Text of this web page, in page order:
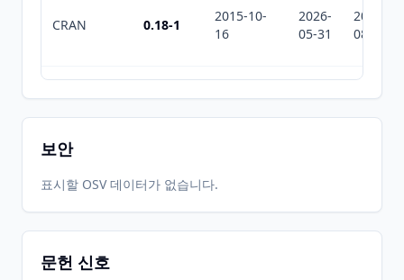
CRAN 0.18-1
2015-10-
16
2026-
05-31
2026-
08-08
2015-03-
03
2026-
05-31
2026-
08-08
CRAN 0.16-1
CRAN
보안
표시할 OSV 데이터가 없습니다.
문헌 신호